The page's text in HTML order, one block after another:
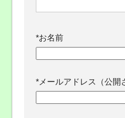
*お名前
* メールアドレス（公開